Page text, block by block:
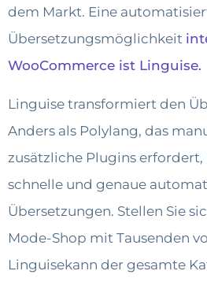
dem Markt. Eine
Übersetzungsmöglichkeit
WooCommerce ist Linguise.
Linguise transformiert den
Anders als Polylang, das
zusätzliche Plugins
schnelle und genaue
Übersetzungen. Stellen Sie
Mode-Shop mit Tausenden
Linguisekann der gesamte